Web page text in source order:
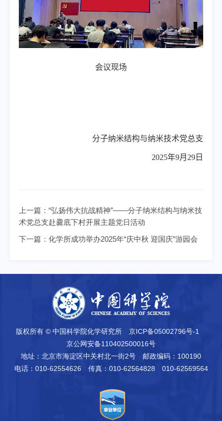
会议现场
分子纳米结构与纳米技术党总支
2025年9月 29 日
上一篇： “弘扬伟大抗战精神”——分子纳米结构与纳米技
术党总支赴爨底下村开展主题党日活动
下一篇： 化学所成功举办2025年“庆中秋 迎国庆”游园会
版权所有 © 中国科学院化学研究所
京ICP备05002796号-1
京公网安备110402500016号
地址：北京市海淀区中关村北一街2号
邮政编码：100190
电话：010-62554626
传真：010-62564828 010-62569564